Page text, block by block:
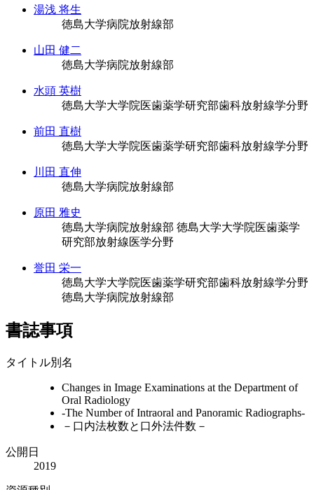
湯浅 将生
徳島大学病院放射線部
山田 健二
徳島大学病院放射線部
水頭 英樹
徳島大学大学院医歯薬学研究部歯科放射線学分野
前田 直樹
徳島大学大学院医歯薬学研究部歯科放射線学分野
川田 直伸
徳島大学病院放射線部
原田 雅史
徳島大学病院放射線部 徳島大学大学院医歯薬学
研究部放射線医学分野
誉田 栄一
徳島大学大学院医歯薬学研究部歯科放射線学分野
徳島大学病院放射線部
書誌事項
タイトル別名
Changes in Image Examinations at the Department of
Oral Radiology
-The Number of Intraoral and Panoramic Radiographs-
－口内法枚数と口外法件数－
公開日
2019